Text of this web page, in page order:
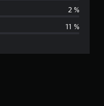
s
h
2 %
11 %